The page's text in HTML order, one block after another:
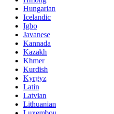
Hungarian
Icelandic
Igbo
Javanese
Kannada
Kazakh
Khmer
Kurdish
Kyrgyz
Latin
Latvian
Lithuanian